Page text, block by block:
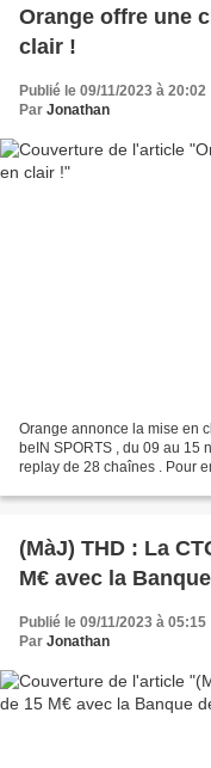
Orange offre une
clair !
Publié le 09/11/2023 à 20:02
Par Jonathan
Orange annonce la mise en
beIN SPORTS , du 09 au 15
replay de 28 chaînes . Pour
(MàJ) THD : La
M€ avec la
Publié le 09/11/2023 à 05:15
Par Jonathan